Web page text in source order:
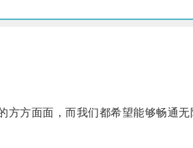
方面面，而我们都希望能够畅通无